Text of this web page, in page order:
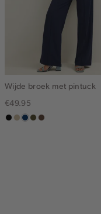
Wijde broek met pintuck
€49.95
zwart
lichtzand
donkerblauw
groen,
donkerbruin